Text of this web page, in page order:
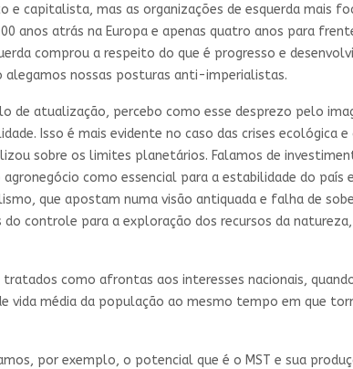
capitalista, mas as organizações de esquerda mais
anos atrás na Europa e apenas quatro anos para
comprou a respeito do que é progresso e
alegamos nossas posturas anti-imperialistas.
de atualização, percebo como esse desprezo pelo
Isso é mais evidente no caso das crises ecológica e
sobre os limites planetários. Falamos de
como essencial para a estabilidade do país
que apostam numa visão antiquada e falha de
controle para a exploração dos recursos da
como afrontas aos interesses nacionais,
vida média da população ao mesmo tempo em que
por exemplo, o potencial que é o MST e sua